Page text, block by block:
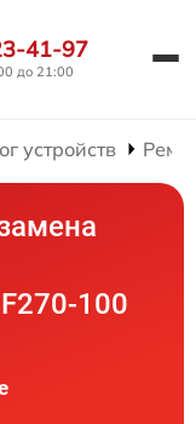
41-97
до 21:00
устройств
100